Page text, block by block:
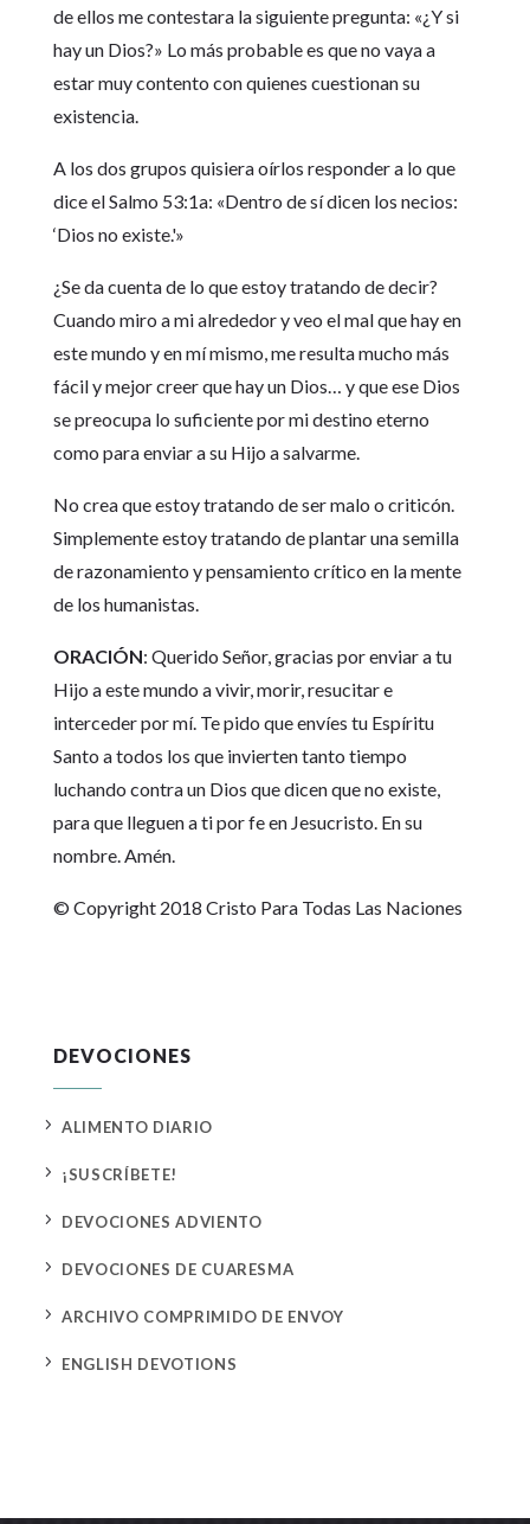
de ellos me contestara la siguiente pregunta: «¿Y si
hay un Dios?» Lo más probable es que no vaya a
estar muy contento con quienes cuestionan su
existencia.
A los dos grupos quisiera oírlos responder a lo que
dice el Salmo 53:1a: «Dentro de sí dicen los necios:
‘Dios no existe.'»
¿Se da cuenta de lo que estoy tratando de decir?
Cuando miro a mi alrededor y veo el mal que hay en
este mundo y en mí mismo, me resulta mucho más
fácil y mejor creer que hay un Dios… y que ese Dios
se preocupa lo suficiente por mi destino eterno
como para enviar a su Hijo a salvarme.
No crea que estoy tratando de ser malo o criticón.
Simplemente estoy tratando de plantar una semilla
de razonamiento y pensamiento crítico en la mente
de los humanistas.
ORACIÓN: Querido Señor, gracias por enviar a tu
Hijo a este mundo a vivir, morir, resucitar e
interceder por mí. Te pido que envíes tu Espíritu
Santo a todos los que invierten tanto tiempo
luchando contra un Dios que dicen que no existe,
para que lleguen a ti por fe en Jesucristo. En su
nombre. Amén.
© Copyright 2018 Cristo Para Todas Las Naciones
DEVOCIONES
5 ALIMENTO DIARIO
5 ¡SUSCRÍBETE!
5 DEVOCIONES ADVIENTO
5 DEVOCIONES DE CUARESMA
5 ARCHIVO COMPRIMIDO DE ENVOY
5 ENGLISH DEVOTIONS